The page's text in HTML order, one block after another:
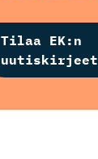
Tilaa EK:n
uutiskirjeet